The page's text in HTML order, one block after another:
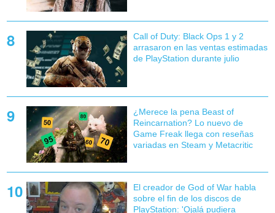
Call of Duty: Black Ops 1 y 2
arrasaron en las ventas estimadas
de PlayStation durante julio
¿Merece la pena Beast of
Reincarnation? Lo nuevo de
Game Freak llega con reseñas
variadas en Steam y Metacritic
El creador de God of War habla
sobre el fin de los discos de
PlayStation: 'Ojalá pudiera